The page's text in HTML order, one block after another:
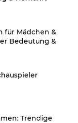
für Mädchen &
Bedeutung &
Trendige